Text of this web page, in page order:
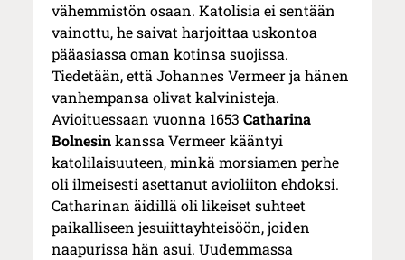
vähemmistön osaan. Katolisia ei sentään
vainottu, he saivat harjoittaa uskontoa
pääasiassa oman kotinsa suojissa.
Tiedetään, että Johannes Vermeer ja hänen
vanhempansa olivat kalvinisteja.
Avioituessaan vuonna 1653Catharina
Bolnesinkanssa Vermeer kääntyi
katolilaisuuteen, minkä morsiamen perhe
oli ilmeisesti asettanut avioliiton ehdoksi.
Catharinan äidillä oli likeiset suhteet
paikalliseen jesuiittayhteisöön, joiden
naapurissa hän asui. Uudemmassa